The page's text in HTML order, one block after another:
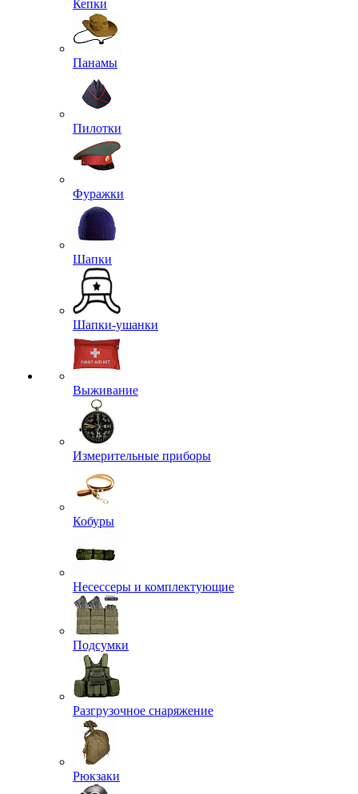
Кепки
Панамы
Пилотки
Фуражки
Шапки
Шапки-ушанки
Выживание
Измерительные приборы
Кобуры
Несессеры и комплектующие
Подсумки
Разгрузочное снаряжение
Рюкзаки